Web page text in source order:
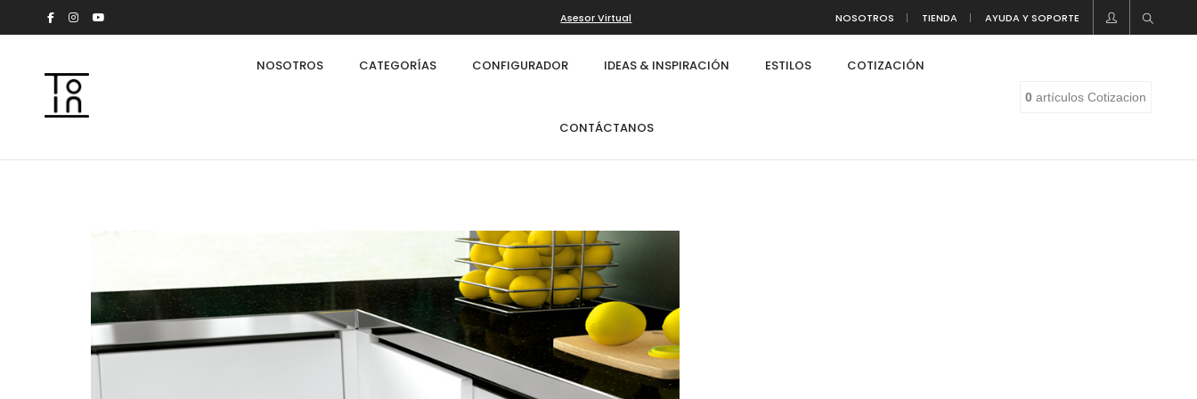
Asesor Virtual NOSOTROS TIENDA AYUDA Y SOPORTE
NOSOTROS CATEGORÍAS
Arkeon by Giuseppe Bavuso Infinity
CONFIGURADOR IDEAS & INSPIRACIÓN ESTILOS COTIZACIÓN
CONTÁCTANOS
0artículos Cotizacion